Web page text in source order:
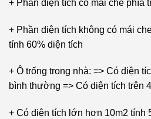
+ Phần diện tích có mái che phía
+ Phần diện tích không có mái
tính 60% diện tích
+ Ô trống trong nhà: => Có diện
bình thường => Có diện tích trên
+ Có diện tích lớn hơn 10m2 tính